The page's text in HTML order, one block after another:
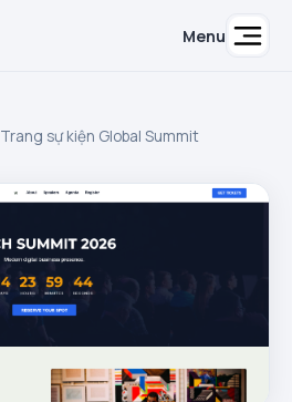
Menu
Trang sự kiện Global Summit